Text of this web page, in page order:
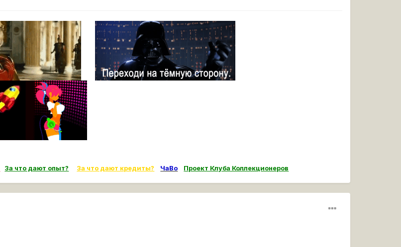
За что дают опыт? За что дают кредиты? ЧаВо Проект Клуба Коллекционеров